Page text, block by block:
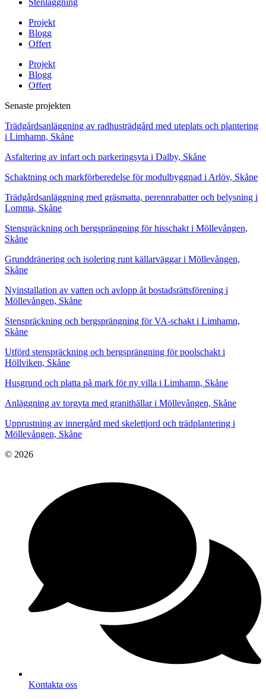
Stenläggning
Projekt
Blogg
Offert
Projekt
Blogg
Offert
Senaste projekten
Trädgårdsanläggning av radhusträdgård med uteplats och plantering
i Limhamn, Skåne
Asfaltering av infart och parkeringsyta i Dalby, Skåne
Schaktning och markförberedelse för modulbyggnad i Arlöv, Skåne
Trädgårdsanläggning med gräsmatta, perennrabatter och belysning i
Lomma, Skåne
Stenspräckning och bergsprängning för hisschakt i Möllevången,
Skåne
Grunddränering och isolering runt källarväggar i Möllevången,
Skåne
Nyinstallation av vatten och avlopp åt bostadsrättsförening i
Möllevången, Skåne
Stenspräckning och bergsprängning för VA-schakt i Limhamn,
Skåne
Utförd stenspräckning och bergsprängning för poolschakt i
Höllviken, Skåne
Husgrund och platta på mark för ny villa i Limhamn, Skåne
Anläggning av torgyta med granithällar i Möllevången, Skåne
Upprustning av innergård med skelettjord och trädplantering i
Möllevången, Skåne
© 2026
Kontakta oss